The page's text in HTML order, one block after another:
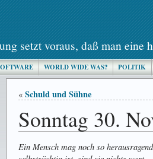
setzt voraus, daß man eine
WORLD WIDE WAS? POLITIK
« Schuld und Sühne
Sonntag 30.
Ein Mensch mag noch so